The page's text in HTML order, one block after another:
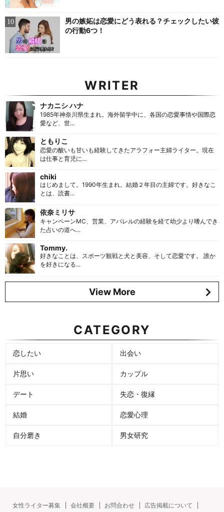
男の嫉妬は恋愛にどう表れる？チェックしたい彼
の行動6つ！
WRITER
ナカニシ ハナ
1985年神奈川県生まれ。海外留学中に、各国の恋愛事情や国際恋
愛など、世...
ともりこ
恋愛の酸いも甘いも経験してきたアラフォー主婦ライター。現在
は仕事と育児に...
chiki
はじめまして。1990年生まれ。結婚２年目の主婦です。好きなこ
とは、読書...
依奈ミリサ
キャンペーンMC、営業、アパレルの経験を経て幼少より嗜んでき
た占いの道へ...
Tommy.
好きなことは、スポーツ観戦と犬と美容、そして恋愛です。 誰か
を好きになる...
View More
CATEGORY
恋したい 出会い
片思い カップル
デート 失恋・復縁
結婚 恋愛心理
自分磨き 男女研究
女性ライター募集 会社概要 お問合わせ 広告掲載について